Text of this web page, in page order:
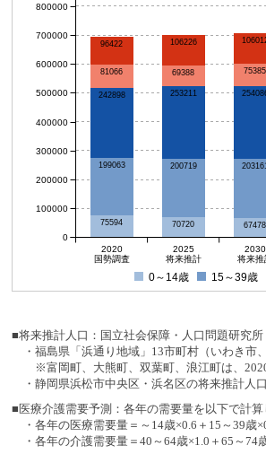
75594 70720 67478
199063 200719
242898 253211
81066 69388 75385
96422 106226
2020
国勢調査
2025
将来推計
2030
将来推
0
100000
200000
300000
400000
500000
600000
700000
800000
0～14歳 15～39歳
■将来推計人口：国立社会保障・人口問題研究所
・福島県「浜通り地域」13市町村（いわき市
※富岡町、大熊町、双葉町、浪江町は、2020
・静岡県浜松市中央区・浜名区の将来推計人
■医療介護需要予測：各年の需要量を以下で計
・各年の医療需要量＝～14歳×0.6＋15～39歳
・各年の介護需要量＝40～64歳×1.0＋65～74